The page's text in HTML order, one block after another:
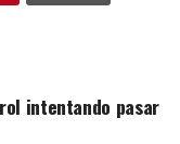
intentando pasar